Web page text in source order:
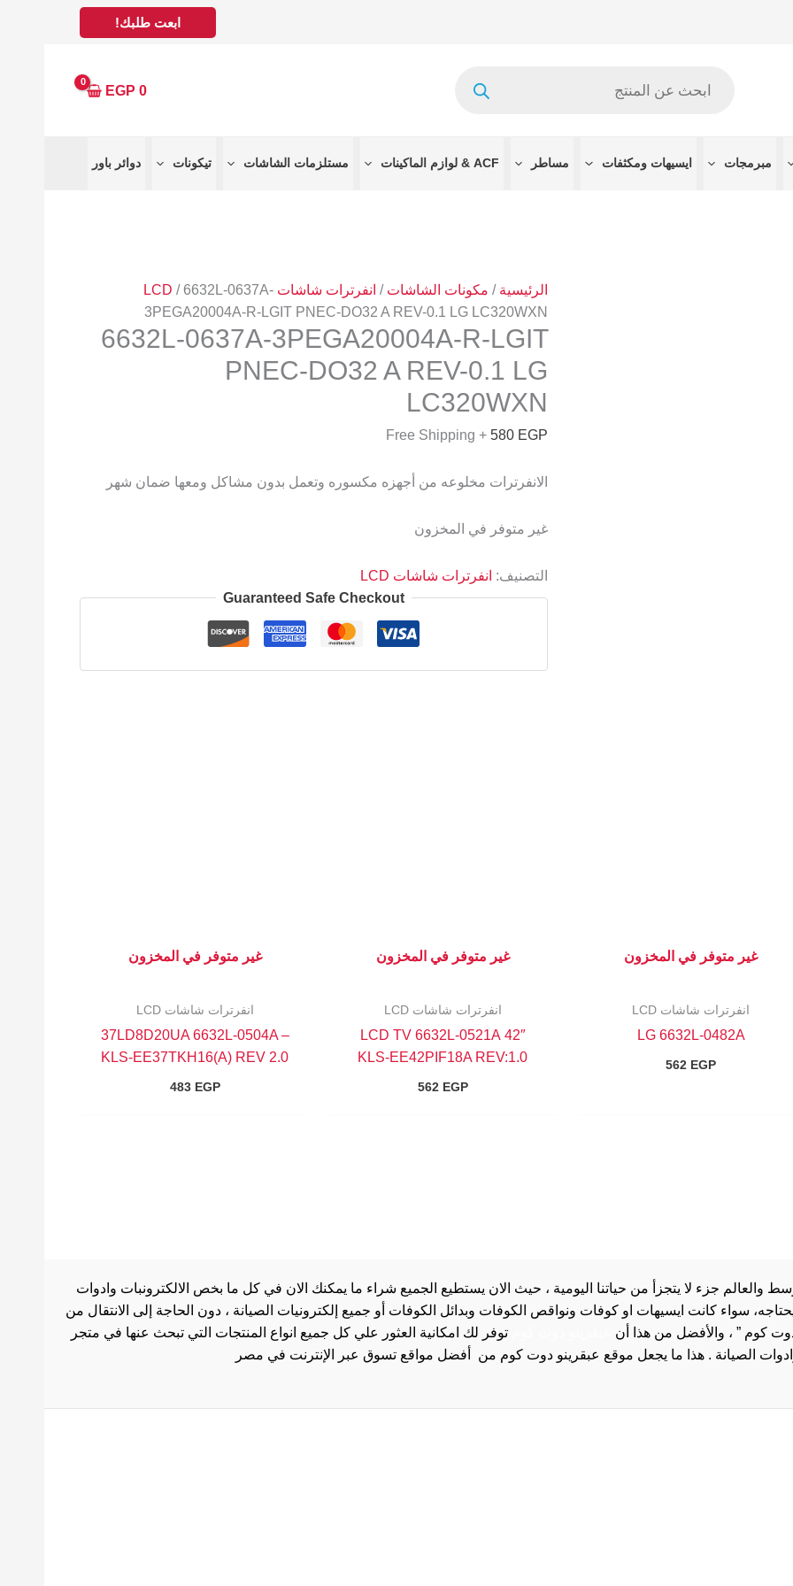
ابعت طلبك!
0
EGP
مبرمجات ايسيهات ومكثفات مساطر ACF & لوازم الماكينات مستلزمات الشاشات تيكونات دوائر باور
الرئيسية / مكونات الشاشات / انفرترات شاشات LCD/ 6632L-0637A-
3PEGA20004A-R-LGIT PNEC-DO32 A REV-0.1 LG LC320WXN
6632L-0637A-3PEGA20004A-R-LGIT
PNEC-DO32 A REV-0.1 LG
LC320WXN
580 EGP
+ Free Shipping
الانفرترات مخلوعه من أجهزه مكسوره وتعمل بدون مشاكل ومعها ضمان شهر
غير متوفر في المخزون
التصنيف: انفرترات شاشات LCD
Guaranteed Safe Checkout
غير متوفر في المخزون
انفرترات شاشات LCD
LG 6632L-0482A
562 EGP
غير متوفر في المخزون
انفرترات شاشات LCD
42″ LCD TV 6632L-0521A
KLS-EE42PIF18A REV:1.0
562 EGP
غير متوفر في المخزون
انفرترات شاشات LCD
37LD8D20UA 6632L-0504A –
KLS-EE37TKH16(A) REV 2.0
483 EGP
جزء لا يتجزأ من حياتنا اليومية ، حيث الان يستطيع الجميع شراء ما يمكنك الان في كل ما بخص الالكترونبات وادوات
سواء كانت ايسيهات او كوفات ونواقص الكوفات وبدائل الكوفات أو جميع إلكترونيات الصيانة ، دون الحاجة إلى الانتقال من
كوم ” ، والأفضل من هذا أن
توفر لك امكانية العثور علي كل جميع انواع المنتجات التي تبحث عنها في متجر